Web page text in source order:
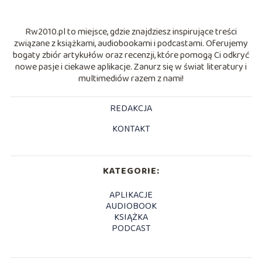
Rw2010.pl to miejsce, gdzie znajdziesz inspirujące treści
związane z książkami, audiobookami i podcastami. Oferujemy
bogaty zbiór artykułów oraz recenzji, które pomogą Ci odkryć
nowe pasje i ciekawe aplikacje. Zanurz się w świat literatury i
multimediów razem z nami!
REDAKCJA
KONTAKT
KATEGORIE:
APLIKACJE
AUDIOBOOK
KSIĄŻKA
PODCAST